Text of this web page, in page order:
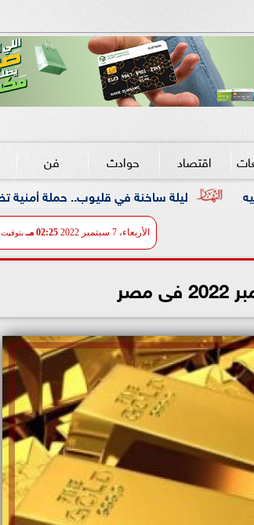
اقتصاد حوادث فن
في قليوب.. حملة أمنية تضرب معاقل الخارجين
الأربعاء، 7 سبتمبر 2022 02:25 مـ بتوقيت